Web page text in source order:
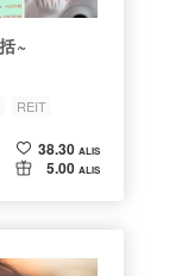
~
REIT
38.30 ALIS
5.00 ALIS